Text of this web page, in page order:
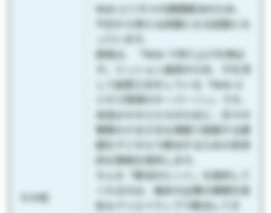
その他
Web ビジネスの課題解決のため、
今日から使える武器になる誌面とな
っています。
読者は、「Web で売り上げを伸ば
す」ミッション達成のため、汗を流
して創意工夫をしている「Web ビ
ジネス現場のキーパーソン」です。
本誌はその人たちのために、日々の
業務のさまざまな場面で直面する課
題をデジタルで解決するための具体
的な情報を提供します。
そんな「解決のヒント」を提供して
くれるのは、幾多の企業の課題を技
術＆クリエイティブで解決してき